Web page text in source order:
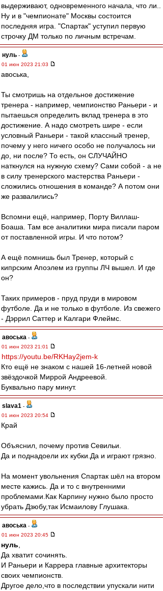
выдерживают, одновременного начала, что ли..
Ну и в "чемпионате" Москвы состоится
последняя игра. "Спартак" уступил первую
строчку ДМ только по личным встречам.
нуль -
01 июн 2023 21:03
авоська,
Ты смотришь на отдельное достижение
тренера - например, чемпионство Раньери - и
пытаешься определить вклад тренера в это
достижение. А надо смотреть шире - если
условный Раньери - такой классный тренер,
почему у него ничего особо не получалось ни
до, ни после? То есть, он СЛУЧАЙНО
наткнулся на нужную схему? Сами собой - а не
в силу тренерского мастерства Раньери -
сложились отношения в команде? А потом они
же развалились?
Вспомни ещё, например, Порту Виллаш-
Боаша. Там все аналитики мира писали паром
от поставленной игры. И что потом?
А ещё помнишь был Тренер, который с
кипрским Апоэлем из группы ЛЧ вышел. И где
он?
Таких примеров - пруд пруди в мировом
футболе. Да и не только в футболе. Из свежего
- Дэррил Саттер и Калгари Флеймс.
авоська -
01 июн 2023 21:01
https://youtu.be/RKHay2jem-k
Кто ещё не знаком с нашей 16-летней новой
звёздочкой Миррой Андреевой.
Буквально пару минут.
slava1 -
01 июн 2023 20:54
Край
Объяснил, почему против Севильи.
Да и поднадоели их кубки.Да и играют грязно.
На момент увольнения Спартак шёл на втором
месте кажись. Да и то с внутренними
проблемами.Как Карпину нужно было просто
убрать Дзюбу,так Исмаилову Глушака.
авоська -
01 июн 2023 20:45
нуль
Да хватит сочинять.
И Раньери и Каррера главные архитекторы
своих чемпионств.
Другое дело,что в последствии упускали нити